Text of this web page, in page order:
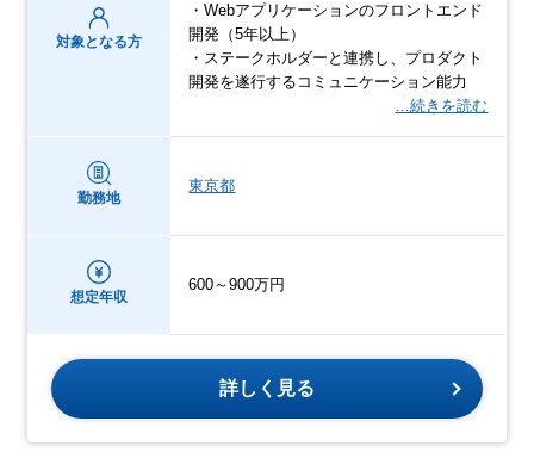
対象となる方
・Webアプリケーションのフロントエンド
開発（5年以上）
・ステークホルダーと連携し、プロダクト
開発を遂行するコミュニケーション能力
…続きを読む
勤務地
東京都
想定年収
600～900万円
詳しく見る